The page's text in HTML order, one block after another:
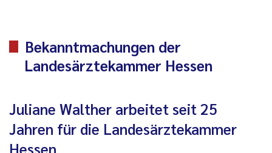
Bekanntmachungen der
Landesärztekammer Hessen
Juliane Walther arbeitet seit 25
Jahren für die Landesärztekammer
Hessen